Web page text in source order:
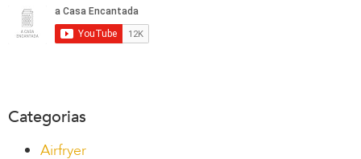
Categorias
Airfryer